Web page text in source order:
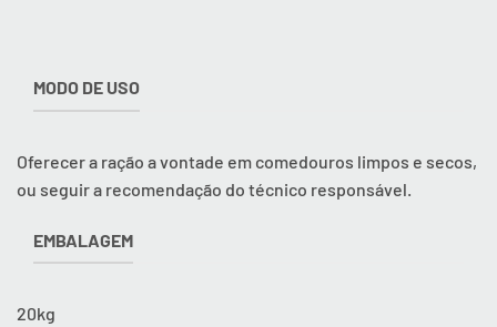
MODO DE USO
Oferecer a ração a vontade em comedouros limpos e secos,
ou seguir a recomendação do técnico responsável.
EMBALAGEM
20kg